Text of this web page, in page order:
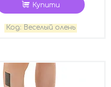
Купити
Веселый олень